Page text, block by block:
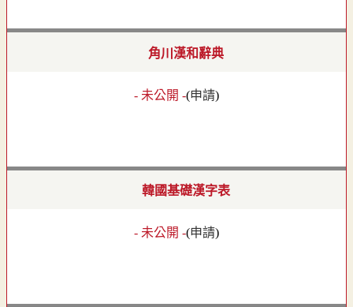
角川漢和辭典
- 未公開 -(申請)
韓國基礎漢字表
- 未公開 -(申請)